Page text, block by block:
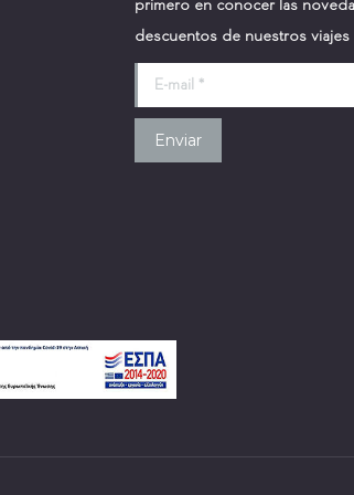
primero en conocer las
descuentos de nuestros viajes
E-mail *
Enviar